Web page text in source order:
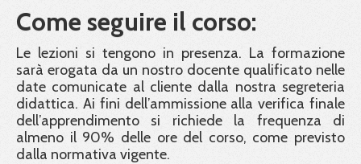
Come seguire il corso:
Le lezioni si tengono in presenza. La formazione
sarà erogata da un nostro docente qualificato nelle
date comunicate al cliente dalla nostra segreteria
didattica. Ai fini dell’ammissione alla verifica finale
dell’apprendimento si richiede la frequenza di
almeno il 90% delle ore del corso, come previsto
dalla normativa vigente.